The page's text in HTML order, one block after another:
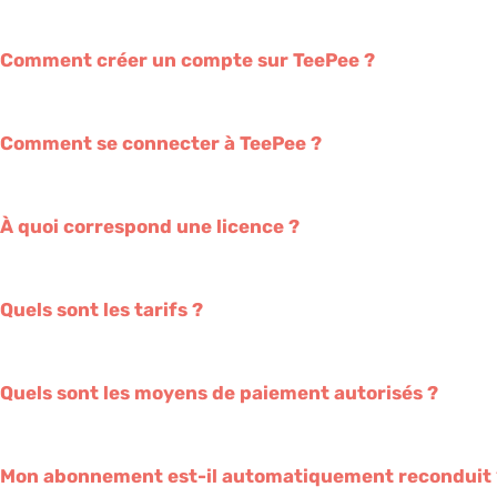
Comment créer un compte sur TeePee ?
Comment se connecter à TeePee ?
À quoi correspond une licence ?
Quels sont les tarifs ?
Quels sont les moyens de paiement autorisés ?
Mon abonnement est-il automatiquement reconduit